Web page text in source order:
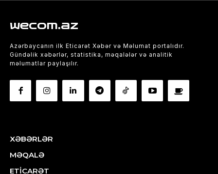
wecom.az
Azərbaycanın ilk Eticarət Xəbər və Məlumat portalıdır.
Gündəlik xəbərlər, statistika, məqalələr və analitik
məlumatlar paylaşılır.
XƏBƏRLƏR
MƏQALƏ
ETİCARƏT